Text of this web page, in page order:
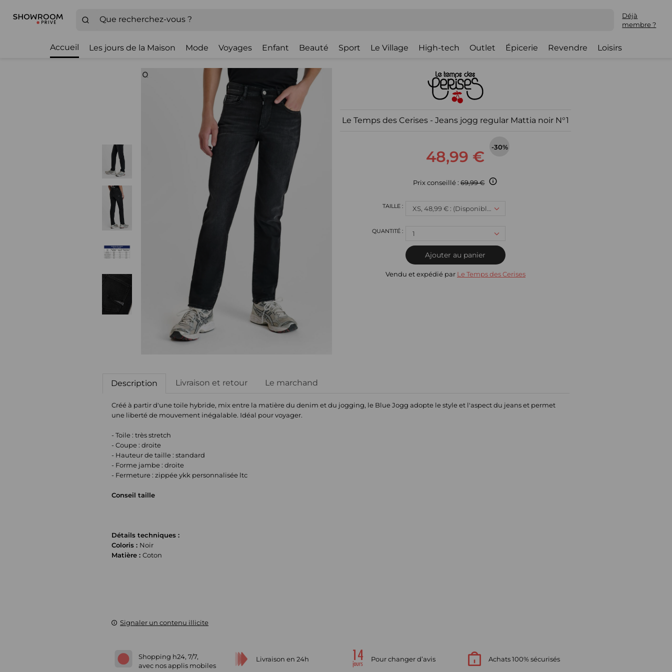
Déjà
membre ?
Accueil Les jours de la Maison Mode Voyages Enfant Beauté Sport Le Village High-tech Outlet Épicerie Revendre Loisirs
Le Temps des Cerises - Jeans jogg regular Mattia noir N°1
48,99 €
-30%
Prix conseillé :69,99 €
XS, 48,99 € : (Disponible)
1
Ajouter au panier
Vendu et expédié par Le Temps des Cerises
Description Livraison et retour Le marchand
Créé à partir d'une toile hybride, mix entre la matière du denim et du jogging, le Blue Jogg adopte le style et l'aspect du jeans et permet
une liberté de mouvement inégalable. Idéal pour voyager.
- Toile : très stretch
- Coupe : droite
- Hauteur de taille : standard
- Forme jambe : droite
- Fermeture : zippée ykk personnalisée ltc
Conseil taille
Détails techniques :
Coloris : Noir
Matière :Coton
Signaler un contenu illicite
Shopping h24, 7/7,
avec nos applis mobiles
Livraison en 24h Pour changer d’avis Achats 100% sécurisés